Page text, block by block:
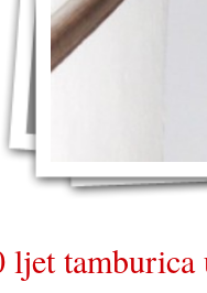
ljet tamburica